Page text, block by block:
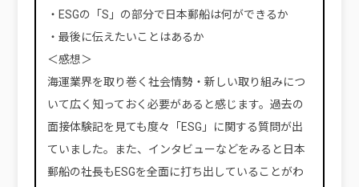
・ESGの「S」の部分で日本郵船は何ができるか
・最後に伝えたいことはあるか
＜感想＞
海運業界を取り巻く社会情勢・新しい取り組みにつ
いて広く知っておく必要があると感じます。過去の
面接体験記を見ても度々「ESG」に関する質問が出
ていました。また、インタビューなどをみると日本
郵船の社長もESGを全面に打ち出していることがわ